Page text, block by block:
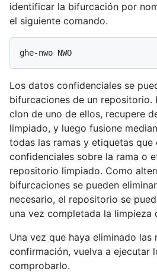
identificar la bifurcación por
el siguiente comando.
Los datos confidenciales se
bifurcaciones de un repositorio.
clon de uno de ellos, recupere
limpiado, y luego fusione
todas las ramas y etiquetas
confidenciales sobre la rama o
repositorio limpiado. Como
bifurcaciones se pueden
necesario, el repositorio se
una vez completada la limpieza
Una vez que haya eliminado las
confirmación, vuelva a ejecutar
comprobarlo.